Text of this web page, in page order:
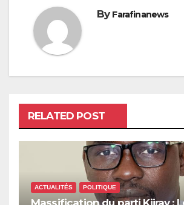
By Farafinanews
RELATED POST
ACTUALITÉS POLITIQUE
Massification du parti Kiiray :